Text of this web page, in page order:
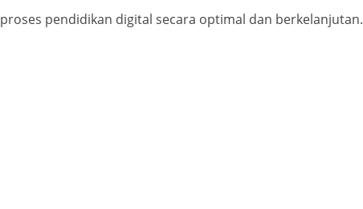
pendidikan digital secara optimal dan berkelanjutan.